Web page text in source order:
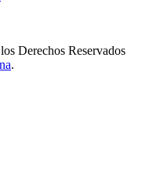
Derechos Reservados
.